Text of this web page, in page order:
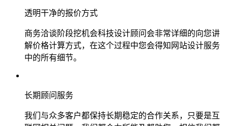
透明干净的报价方式
商务洽谈阶段挖机会科技设计顾问会非常详细的向您讲
解价格计算方式，在这个过程中您会得知网站设计服务
中的所有细节。
长期顾问服务
我们与众多客户都保持长期稳定的合作关系，只要是互